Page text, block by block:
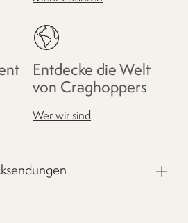
Entdecke die Welt
von Craghoppers
Wer wir sind